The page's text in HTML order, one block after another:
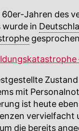
60er-Jahren des
in
mit
ist heute
vervielfacht
die bereits